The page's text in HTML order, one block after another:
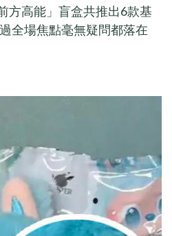
方高能」盲盒共推出6款基
全場焦點毫無疑問都落在